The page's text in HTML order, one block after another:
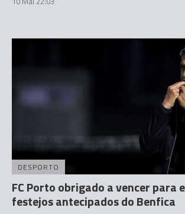
DESPORTO
FC Porto obrigado a vencer para
festejos antecipados do Benfica